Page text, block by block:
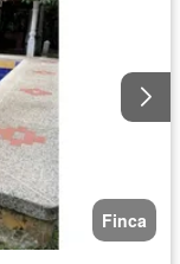
Finca